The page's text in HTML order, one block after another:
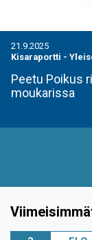
21.9.2025
Kisaraportti -
Peetu Poikus
moukarissa